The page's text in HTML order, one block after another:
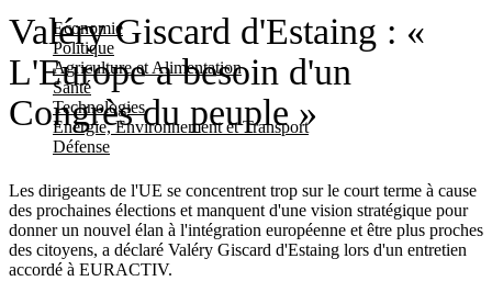
Economie
Politique
Agriculture et Alimentation
Santé
Technologies
Energie, Environnement et Transport
Défense
Valéry Giscard d'Estaing : «
L'Europe a besoin d'un
Congrès du peuple »
Les dirigeants de l'UE se concentrent trop sur le court terme à cause
des prochaines élections et manquent d'une vision stratégique pour
donner un nouvel élan à l'intégration européenne et être plus proches
des citoyens, a déclaré Valéry Giscard d'Estaing lors d'un entretien
accordé à EURACTIV.